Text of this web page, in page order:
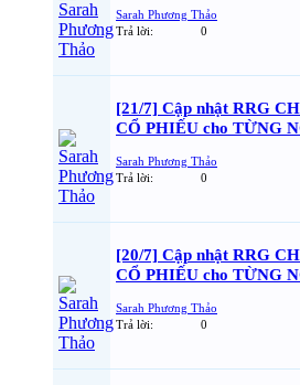
Sarah Phương Thảo
Trả lời:
0
[21/7] Cập nhật RRG
CỔ PHIẾU cho TỪNG
Sarah Phương Thảo
Trả lời:
0
[20/7] Cập nhật RRG
CỔ PHIẾU cho TỪNG
Sarah Phương Thảo
Trả lời:
0